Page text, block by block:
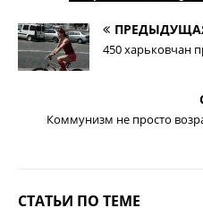
450 харьковчан
Коммунизм не просто
СТАТЬИ ПО ТЕМЕ